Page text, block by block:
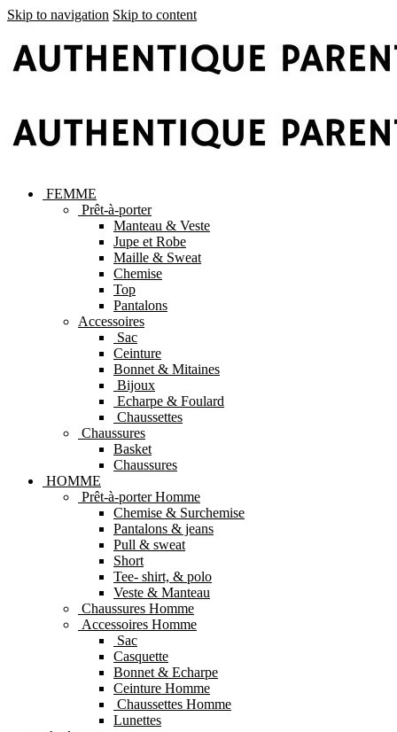
Skip to navigation Skip to content
FEMME
Prêt-à-porter
Manteau & Veste
Jupe et Robe
Maille & Sweat
Chemise
Top
Pantalons
Accessoires
Sac
Ceinture
Bonnet & Mitaines
Bijoux
Echarpe & Foulard
Chaussettes
Chaussures
Basket
Chaussures
HOMME
Prêt-à-porter Homme
Chemise & Surchemise
Pantalons & jeans
Pull & sweat
Short
Tee- shirt, & polo
Veste & Manteau
Chaussures Homme
Accessoires Homme
Sac
Casquette
Bonnet & Echarpe
Ceinture Homme
Chaussettes Homme
Lunettes